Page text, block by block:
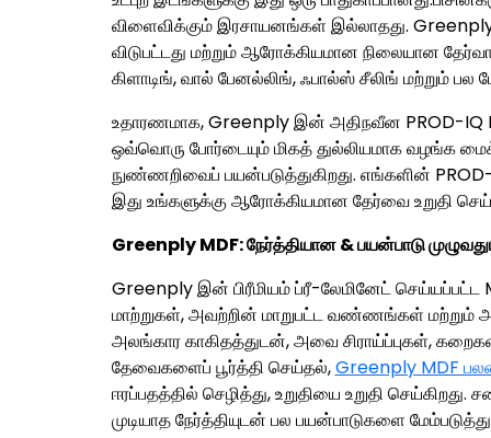
விளைவிக்கும் இரசாயனங்கள் இல்லாதது. Greenply
விடுபட்டது மற்றும் ஆரோக்கியமான நிலையான
கிளாடிங், வால் பேனல்லிங், ஃபால்ஸ் சீலிங் மற்றும்
உதாரணமாக, Greenply இன் அதிநவீன PROD-IQ
ஒவ்வொரு போர்டையும் மிகத் துல்லியமாக வழங்க
நுண்ணறிவைப் பயன்படுத்துகிறது. எங்களின்
இது உங்களுக்கு ஆரோக்கியமான தேர்வை உறுதி
Greenply MDF: நேர்த்தியான & பயன்பாடு
Greenply இன் பிரீமியம் ப்ரீ-லேமினேட் செய்யப்பட்ட
மாற்றுகள், அவற்றின் மாறுபட்ட வண்ணங்கள் மற்றும்
அலங்கார காகிதத்துடன், அவை சிராய்ப்புகள்,
தேவைகளைப் பூர்த்தி செய்தல்,Greenply MDF
ஈரப்பதத்தில் செழித்து, உறுதியை உறுதி
முடியாத நேர்த்தியுடன் பல பயன்பாடுகளை